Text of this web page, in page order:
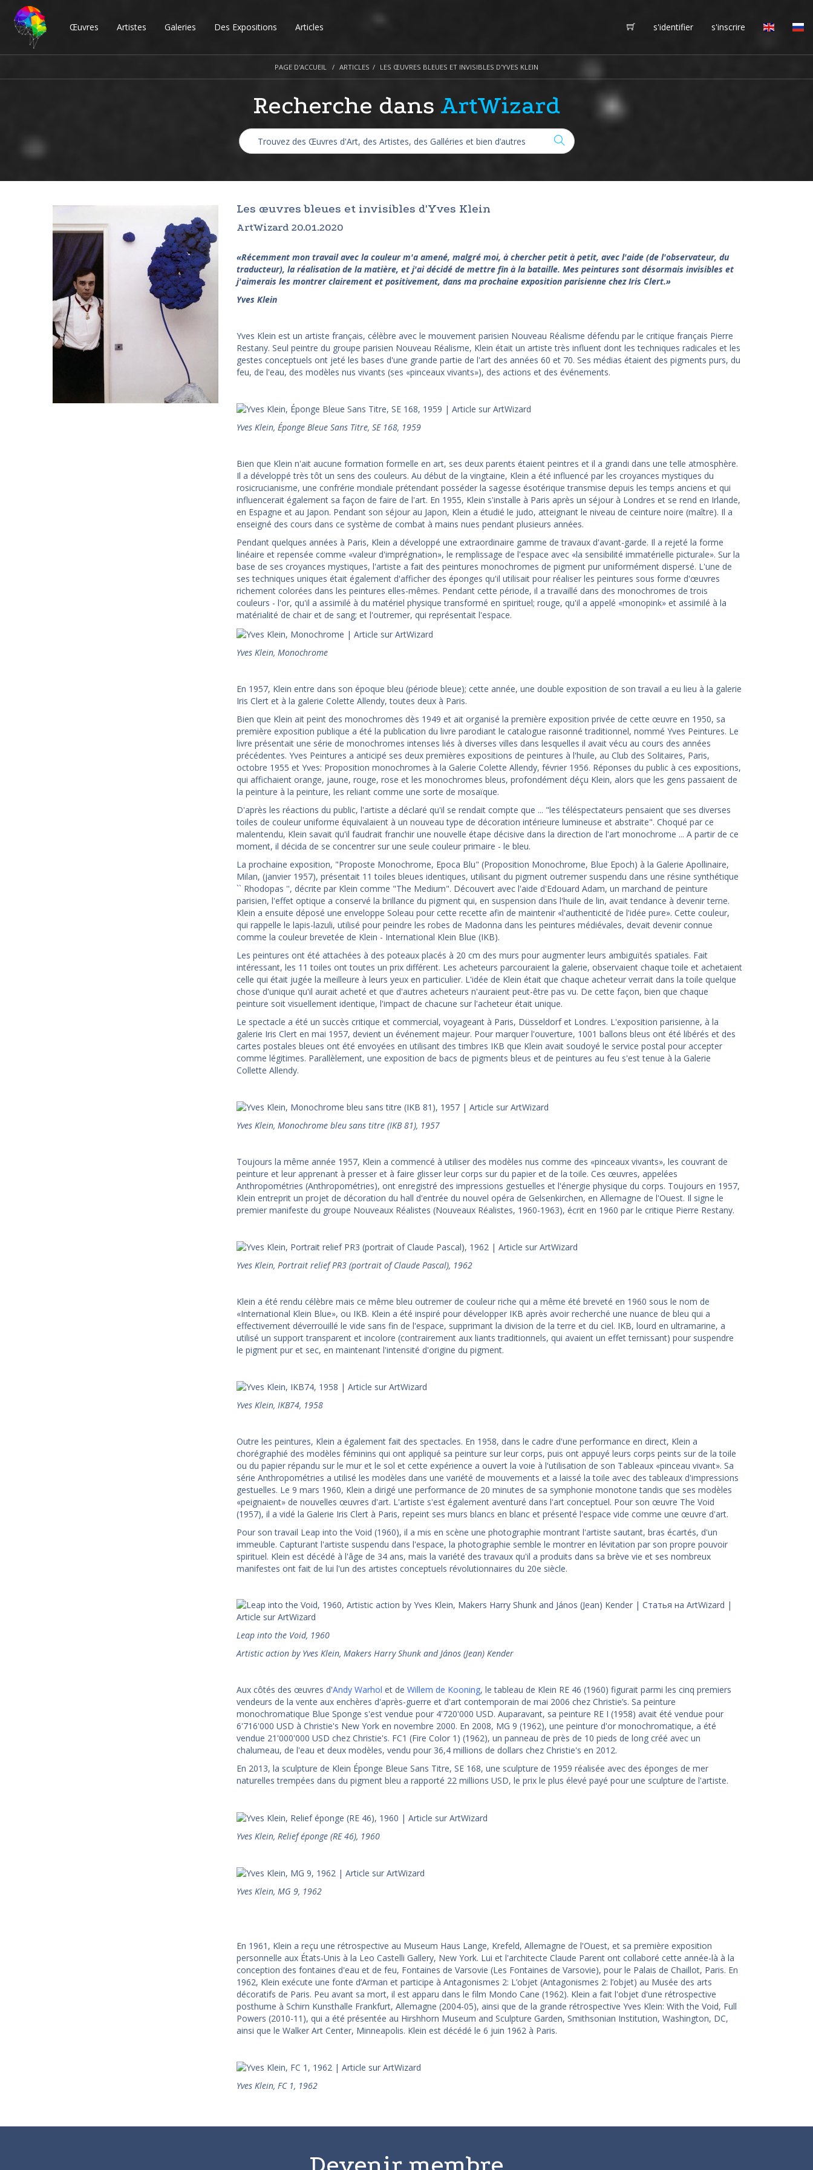
Œuvres Artistes Galeries Des Expositions Articles s'identifier s'inscrire
PAGE D'ACCUEIL ARTICLES LES ŒUVRES BLEUES ET INVISIBLES D'YVES KLEIN
Recherche dans ArtWizard
Les œuvres bleues et invisibles d'Yves Klein
ArtWizard 20.01.2020
«Récemment mon travail avec la couleur m'a amené, malgré moi, à chercher petit à petit, avec l'aide (de l'observateur, du
traducteur), la réalisation de la matière, et j'ai décidé de mettre fin à la bataille. Mes peintures sont désormais invisibles et
j'aimerais les montrer clairement et positivement, dans ma prochaine exposition parisienne chez Iris Clert.»
Yves Klein
Yves Klein est un artiste français, célèbre avec le mouvement parisien Nouveau Réalisme défendu par le critique français Pierre
Restany. Seul peintre du groupe parisien Nouveau Réalisme, Klein était un artiste très influent dont les techniques radicales et les
gestes conceptuels ont jeté les bases d'une grande partie de l'art des années 60 et 70. Ses médias étaient des pigments purs, du
feu, de l'eau, des modèles nus vivants (ses «pinceaux vivants»), des actions et des événements.
Yves Klein, Éponge Bleue Sans Titre, SE 168, 1959
Bien que Klein n'ait aucune formation formelle en art, ses deux parents étaient peintres et il a grandi dans une telle atmosphère.
Il a développé très tôt un sens des couleurs. Au début de la vingtaine, Klein a été influencé par les croyances mystiques du
rosicrucianisme, une confrérie mondiale prétendant posséder la sagesse ésotérique transmise depuis les temps anciens et qui
influencerait également sa façon de faire de l'art. En 1955, Klein s'installe à Paris après un séjour à Londres et se rend en Irlande,
en Espagne et au Japon. Pendant son séjour au Japon, Klein a étudié le judo, atteignant le niveau de ceinture noire (maître). Il a
enseigné des cours dans ce système de combat à mains nues pendant plusieurs années.
Pendant quelques années à Paris, Klein a développé une extraordinaire gamme de travaux d'avant-garde. Il a rejeté la forme
linéaire et repensée comme «valeur d'imprégnation», le remplissage de l'espace avec «la sensibilité immatérielle picturale». Sur la
base de ses croyances mystiques, l'artiste a fait des peintures monochromes de pigment pur uniformément dispersé. L'une de
ses techniques uniques était également d'afficher des éponges qu'il utilisait pour réaliser les peintures sous forme d'œuvres
richement colorées dans les peintures elles-mêmes. Pendant cette période, il a travaillé dans des monochromes de trois
couleurs - l'or, qu'il a assimilé à du matériel physique transformé en spirituel; rouge, qu'il a appelé «monopink» et assimilé à la
matérialité de chair et de sang; et l'outremer, qui représentait l'espace.
Yves Klein, Monochrome
En 1957, Klein entre dans son époque bleu (période bleue); cette année, une double exposition de son travail a eu lieu à la galerie
Iris Clert et à la galerie Colette Allendy, toutes deux à Paris.
Bien que Klein ait peint des monochromes dès 1949 et ait organisé la première exposition privée de cette œuvre en 1950, sa
première exposition publique a été la publication du livre parodiant le catalogue raisonné traditionnel, nommé Yves Peintures. Le
livre présentait une série de monochromes intenses liés à diverses villes dans lesquelles il avait vécu au cours des années
précédentes. Yves Peintures a anticipé ses deux premières expositions de peintures à l'huile, au Club des Solitaires, Paris,
octobre 1955 et Yves: Proposition monochromes à la Galerie Colette Allendy, février 1956. Réponses du public à ces expositions,
qui affichaient orange, jaune, rouge, rose et les monochromes bleus, profondément déçu Klein, alors que les gens passaient de
la peinture à la peinture, les reliant comme une sorte de mosaïque.
D'après les réactions du public, l'artiste a déclaré qu'il se rendait compte que ... "les téléspectateurs pensaient que ses diverses
toiles de couleur uniforme équivalaient à un nouveau type de décoration intérieure lumineuse et abstraite". Choqué par ce
malentendu, Klein savait qu'il faudrait franchir une nouvelle étape décisive dans la direction de l'art monochrome ... A partir de ce
moment, il décida de se concentrer sur une seule couleur primaire - le bleu.
La prochaine exposition, "Proposte Monochrome, Epoca Blu" (Proposition Monochrome, Blue Epoch) à la Galerie Apollinaire,
Milan, (janvier 1957), présentait 11 toiles bleues identiques, utilisant du pigment outremer suspendu dans une résine synthétique
`` Rhodopas '', décrite par Klein comme "The Medium". Découvert avec l'aide d'Edouard Adam, un marchand de peinture
parisien, l'effet optique a conservé la brillance du pigment qui, en suspension dans l'huile de lin, avait tendance à devenir terne.
Klein a ensuite déposé une enveloppe Soleau pour cette recette afin de maintenir «l'authenticité de l'idée pure». Cette couleur,
qui rappelle le lapis-lazuli, utilisé pour peindre les robes de Madonna dans les peintures médiévales, devait devenir connue
comme la couleur brevetée de Klein - International Klein Blue (IKB).
Les peintures ont été attachées à des poteaux placés à 20 cm des murs pour augmenter leurs ambiguïtés spatiales. Fait
intéressant, les 11 toiles ont toutes un prix différent. Les acheteurs parcouraient la galerie, observaient chaque toile et achetaient
celle qui était jugée la meilleure à leurs yeux en particulier. L'idée de Klein était que chaque acheteur verrait dans la toile quelque
chose d'unique qu'il aurait acheté et que d'autres acheteurs n'auraient peut-être pas vu. De cette façon, bien que chaque
peinture soit visuellement identique, l'impact de chacune sur l'acheteur était unique.
Le spectacle a été un succès critique et commercial, voyageant à Paris, Düsseldorf et Londres. L'exposition parisienne, à la
galerie Iris Clert en mai 1957, devient un événement majeur. Pour marquer l'ouverture, 1001 ballons bleus ont été libérés et des
cartes postales bleues ont été envoyées en utilisant des timbres IKB que Klein avait soudoyé le service postal pour accepter
comme légitimes. Parallèlement, une exposition de bacs de pigments bleus et de peintures au feu s'est tenue à la Galerie
Collette Allendy.
Yves Klein, Monochrome bleu sans titre (IKB 81), 1957
Toujours la même année 1957, Klein a commencé à utiliser des modèles nus comme des «pinceaux vivants», les couvrant de
peinture et leur apprenant à presser et à faire glisser leur corps sur du papier et de la toile. Ces œuvres, appelées
Anthropométries (Anthropométries), ont enregistré des impressions gestuelles et l'énergie physique du corps. Toujours en 1957,
Klein entreprit un projet de décoration du hall d'entrée du nouvel opéra de Gelsenkirchen, en Allemagne de l'Ouest. Il signe le
premier manifeste du groupe Nouveaux Réalistes (Nouveaux Réalistes, 1960-1963), écrit en 1960 par le critique Pierre Restany.
Yves Klein, Portrait relief PR3 (portrait of Claude Pascal), 1962
Klein a été rendu célèbre mais ce même bleu outremer de couleur riche qui a même été breveté en 1960 sous le nom de
«International Klein Blue», ou IKB. Klein a été inspiré pour développer IKB après avoir recherché une nuance de bleu qui a
effectivement déverrouillé le vide sans fin de l'espace, supprimant la division de la terre et du ciel. IKB, lourd en ultramarine, a
utilisé un support transparent et incolore (contrairement aux liants traditionnels, qui avaient un effet ternissant) pour suspendre
le pigment pur et sec, en maintenant l'intensité d'origine du pigment.
Yves Klein, IKB74, 1958
Outre les peintures, Klein a également fait des spectacles. En 1958, dans le cadre d'une performance en direct, Klein a
chorégraphié des modèles féminins qui ont appliqué sa peinture sur leur corps, puis ont appuyé leurs corps peints sur de la toile
ou du papier répandu sur le mur et le sol et cette expérience a ouvert la voie à l'utilisation de son Tableaux «pinceau vivant». Sa
série Anthropométries a utilisé les modèles dans une variété de mouvements et a laissé la toile avec des tableaux d'impressions
gestuelles. Le 9 mars 1960, Klein a dirigé une performance de 20 minutes de sa symphonie monotone tandis que ses modèles
«peignaient» de nouvelles œuvres d'art. L'artiste s'est également aventuré dans l'art conceptuel. Pour son œuvre The Void
(1957), il a vidé la Galerie Iris Clert à Paris, repeint ses murs blancs en blanc et présenté l'espace vide comme une œuvre d'art.
Pour son travail Leap into the Void (1960), il a mis en scène une photographie montrant l'artiste sautant, bras écartés, d'un
immeuble. Capturant l'artiste suspendu dans l'espace, la photographie semble le montrer en lévitation par son propre pouvoir
spirituel. Klein est décédé à l'âge de 34 ans, mais la variété des travaux qu'il a produits dans sa brève vie et ses nombreux
manifestes ont fait de lui l'un des artistes conceptuels révolutionnaires du 20e siècle.
Leap into the Void, 1960
Artistic action by Yves Klein, Makers Harry Shunk and János (Jean) Kender
Aux côtés des œuvres d'Andy Warhol et de Willem de Kooning, le tableau de Klein RE 46 (1960) figurait parmi les cinq premiers
vendeurs de la vente aux enchères d'après-guerre et d'art contemporain de mai 2006 chez Christie’s. Sa peinture
monochromatique Blue Sponge s'est vendue pour 4'720'000 USD. Auparavant, sa peinture RE I (1958) avait été vendue pour
6'716'000 USD à Christie's New York en novembre 2000. En 2008, MG 9 (1962), une peinture d'or monochromatique, a été
vendue 21'000'000 USD chez Christie's. FC1 (Fire Color 1) (1962), un panneau de près de 10 pieds de long créé avec un
chalumeau, de l'eau et deux modèles, vendu pour 36,4 millions de dollars chez Christie's en 2012.
En 2013, la sculpture de Klein Éponge Bleue Sans Titre, SE 168, une sculpture de 1959 réalisée avec des éponges de mer
naturelles trempées dans du pigment bleu a rapporté 22 millions USD, le prix le plus élevé payé pour une sculpture de l'artiste.
Yves Klein, Relief éponge (RE 46), 1960
Yves Klein, MG 9, 1962
En 1961, Klein a reçu une rétrospective au Museum Haus Lange, Krefeld, Allemagne de l'Ouest, et sa première exposition
personnelle aux États-Unis à la Leo Castelli Gallery, New York. Lui et l'architecte Claude Parent ont collaboré cette année-là à la
conception des fontaines d'eau et de feu, Fontaines de Varsovie (Les Fontaines de Varsovie), pour le Palais de Chaillot, Paris. En
1962, Klein exécute une fonte d’Arman et participe à Antagonismes 2: L’objet (Antagonismes 2: l’objet) au Musée des arts
décoratifs de Paris. Peu avant sa mort, il est apparu dans le film Mondo Cane (1962). Klein a fait l'objet d'une rétrospective
posthume à Schirn Kunsthalle Frankfurt, Allemagne (2004-05), ainsi que de la grande rétrospective Yves Klein: With the Void, Full
Powers (2010-11), qui a été présentée au Hirshhorn Museum and Sculpture Garden, Smithsonian Institution, Washington, DC,
ainsi que le Walker Art Center, Minneapolis. Klein est décédé le 6 juin 1962 à Paris.
Yves Klein, FC 1, 1962